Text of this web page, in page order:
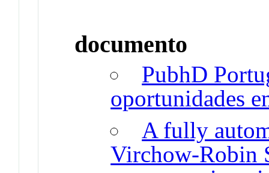
documento
PubhD
oportunidades
A fully
Virchow-Robin